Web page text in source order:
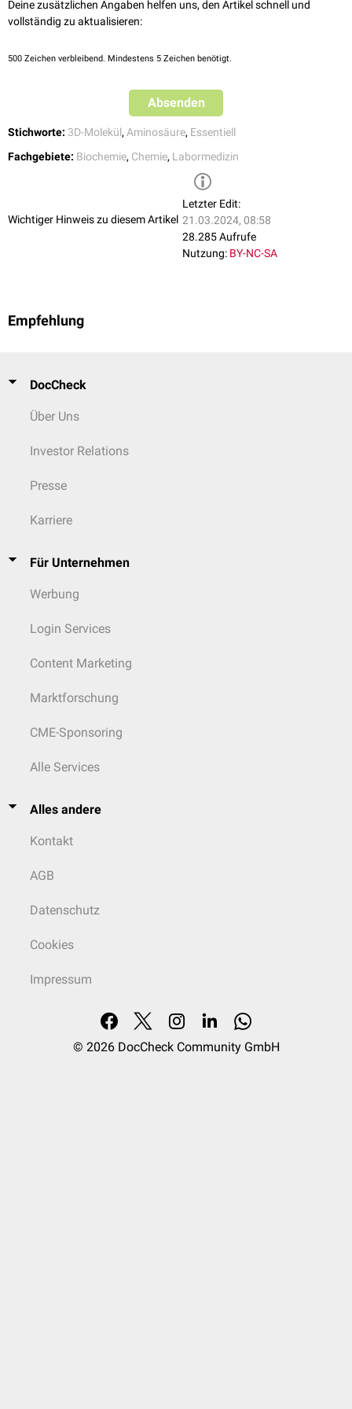
Neugeborene bis 1 Monat: bis 300 µmol/g Kreatinin
Säuglinge bis 1 Jahr: bis 400 µmol/g Kreatinin
Schulkinder 7-14 Jahre: bis 150 µmol/g Kreatinin
Deine zusätzlichen Angaben helfen uns, den Artikel schnell und
vollständig zu aktualisieren:
500 Zeichen verbleibend. Mindestens 5 Zeichen benötigt.
Absenden
Stichworte: 3D-Molekül, Aminosäure, Essentiell
Fachgebiete: Biochemie, Chemie, Labormedizin
Wichtiger Hinweis zu diesem Artikel
Letzter Edit:
21.03.2024, 08:58
28.285 Aufrufe
Nutzung: BY-NC-SA
Empfehlung
DocCheck
Über Uns
Investor Relations
Presse
Karriere
Für Unternehmen
Werbung
Login Services
Content Marketing
Marktforschung
CME-Sponsoring
Alle Services
Alles andere
Kontakt
AGB
Datenschutz
Cookies
Impressum
© 2026 DocCheck Community GmbH